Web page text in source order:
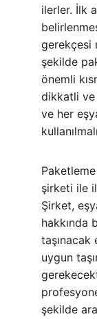
ilerler. İlk
gerekçesi
şekilde
önemli
dikkatli
ve her
şirketi ile
Şirket,
hakkında
taşınacak
uygun
şekilde